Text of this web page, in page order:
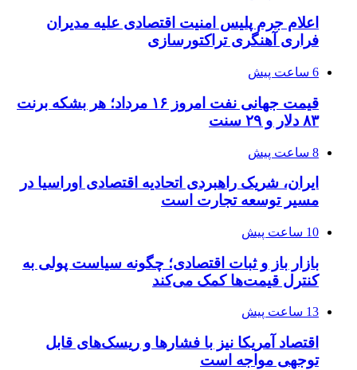
اعلام جرم پلیس امنیت اقتصادی علیه مدیران
فراری آهنگری تراکتورسازی
6 ساعت پیش
قیمت جهانی نفت امروز ۱۶ مرداد؛ هر بشکه برنت
۸۳ دلار و ۲۹ سنت
8 ساعت پیش
ایران، شریک راهبردی اتحادیه اقتصادی اوراسیا در
مسیر توسعه تجارت است
10 ساعت پیش
بازار باز و ثبات اقتصادی؛ چگونه سیاست پولی به
کنترل قیمت‌ها کمک می‌کند
13 ساعت پیش
اقتصاد آمریکا نیز با فشارها و ریسک‌های قابل
توجهی مواجه است